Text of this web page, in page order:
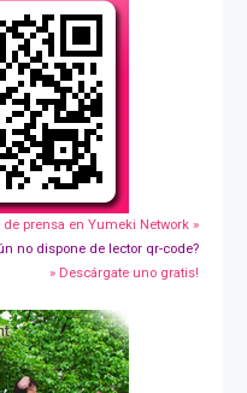
de prensa en Yumeki Network »
no dispone de lector qr-code?
» Descárgate uno gratis!